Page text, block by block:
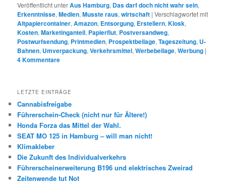
Veröffentlicht unterAus Hamburg, Das darf doch nicht wahr sein,
Erkenntnisse,Medien,Musste raus,wirtschaft |Verschlagwortet mit
Altpapiercontainer,Amazon, Entsorgung, Erstellern,Kiosk,
Kosten,Marketinganteil, Papierflut, Postversandweg,
Postwurfsendung, Printmedien, Prospektbeilage,Tageszeitung, U-
Bahnen, Umverpackung,Verkehrsmittel,Werbebeilage,Werbung |
4Kommentare
LETZTE EINTRÄGE
Cannabisfreigabe
Führerschein-Check (nicht nur für Ältere!)
Honda Forza das Mittel der Wahl.
SEAT MO 125 in Hamburg – will man nicht!
Klimakleber
Die Zukunft des Individualverkehrs
Führerscheinerweiterung B196 und elektrisches Zweirad
Zeitenwende tut Not